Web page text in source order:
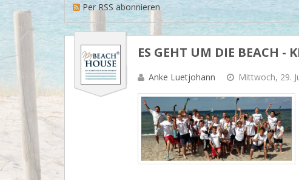
Per RSS abonnieren
ES GEHT UM DIE BEACH -
Anke Luetjohann Mittwoch, 29.